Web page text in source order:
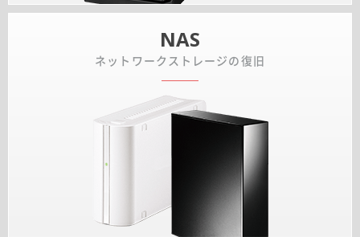
NAS
ネットワークストレージの復旧